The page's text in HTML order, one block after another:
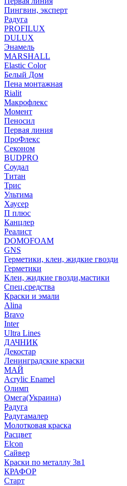
Пингвин, эксперт
Радуга
PROFILUX
DULUX
Энамель
MARSHALL
Elastic Color
Белый Дом
Пена монтажная
Rialit
Макрофлекс
Момент
Пеносил
Первая линия
ПроФлекс
Секоном
BUDPRO
Соудал
Титан
Трис
Ультима
Хаусер
П плюс
Канцлер
Реалист
DOMOFOAM
GNS
Герметики, клеи, жидкие гвозди
Герметики
Клеи, жидкие гвозди,мастики
Спец.средства
Краски и эмали
Alina
Bravo
Inter
Ultra Lines
ДАЧНИК
Декостар
Ленинградские краски
МАЙ
Acrylic Enamel
Олимп
Омега(Украина)
Радуга
Радугамалер
Молотковая краска
Расцвет
Elcon
Сайвер
Краски по металлу 3в1
КРАФОР
Старт